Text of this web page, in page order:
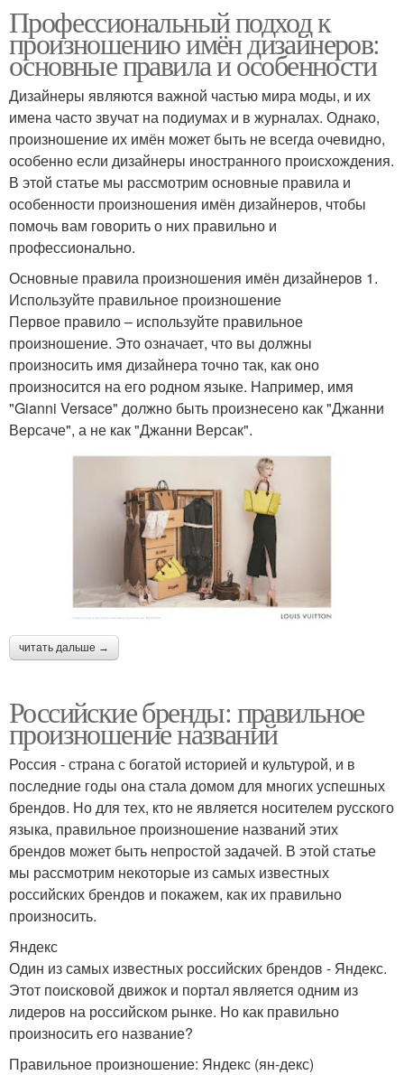
Профессиональный подход к
произношению имён дизайнеров:
основные правила и особенности
Дизайнеры являются важной частью мира моды, и их
имена часто звучат на подиумах и в журналах. Однако,
произношение их имён может быть не всегда очевидно,
особенно если дизайнеры иностранного происхождения.
В этой статье мы рассмотрим основные правила и
особенности произношения имён дизайнеров, чтобы
помочь вам говорить о них правильно и
профессионально.
Основные правила произношения имён дизайнеров 1.
Используйте правильное произношение
Первое правило – используйте правильное
произношение. Это означает, что вы должны
произносить имя дизайнера точно так, как оно
произносится на его родном языке. Например, имя
"Gianni Versace" должно быть произнесено как "Джанни
Версаче", а не как "Джанни Версак".
читать дальше →
Российские бренды: правильное
произношение названий
Россия - страна с богатой историей и культурой, и в
последние годы она стала домом для многих успешных
брендов. Но для тех, кто не является носителем русского
языка, правильное произношение названий этих
брендов может быть непростой задачей. В этой статье
мы рассмотрим некоторые из самых известных
российских брендов и покажем, как их правильно
произносить.
Яндекс
Один из самых известных российских брендов - Яндекс.
Этот поисковой движок и портал является одним из
лидеров на российском рынке. Но как правильно
произносить его название?
Правильное произношение: Яндекс (ян-декс)